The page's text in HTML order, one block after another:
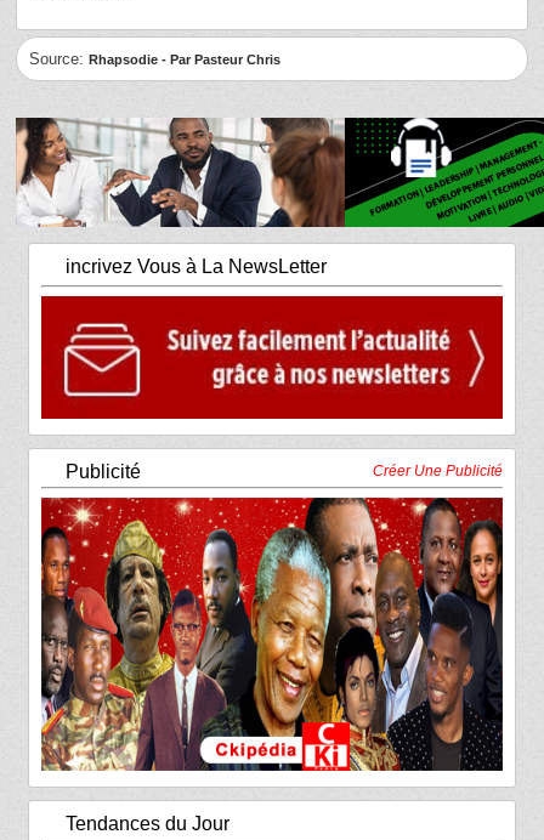
Source:Rhapsodie - Par Pasteur Chris
incrivez Vous à La NewsLetter
Publicité Créer Une Publicité
Tendances du Jour